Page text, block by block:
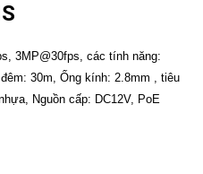
3MP@30fps, các tính năng:
30m, Ống kính: 2.8mm , tiêu
Nguồn cấp: DC12V, PoE